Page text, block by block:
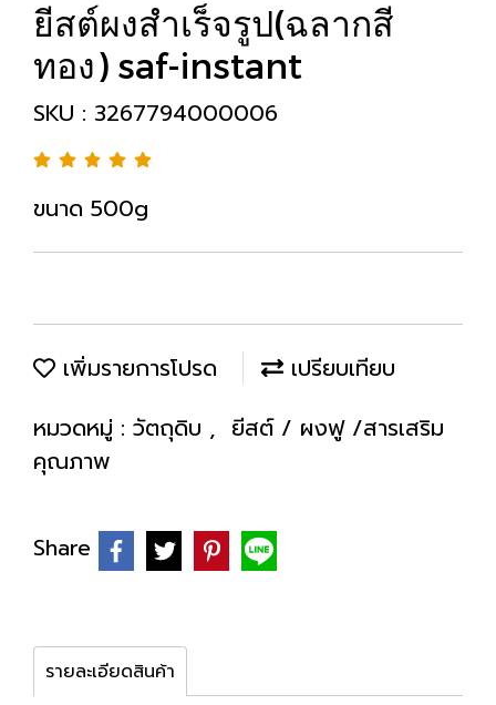
ยีสต์ผงสำเร็จรูป(ฉลากสี
ทอง) saf-instant
SKU : 3267794000006
ขนาด 500g
เพิ่มรายการโปรด
เปรียบเทียบ
หมวดหมู่ : วัตถุดิบ , ยีสต์ / ผงฟู /สารเสริม
คุณภาพ
Share
รายละเอียดสินค้า